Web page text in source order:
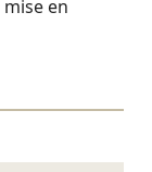
mise en